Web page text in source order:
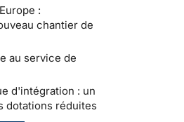
:
chantier de
au service de
d'intégration : un
dotations réduites